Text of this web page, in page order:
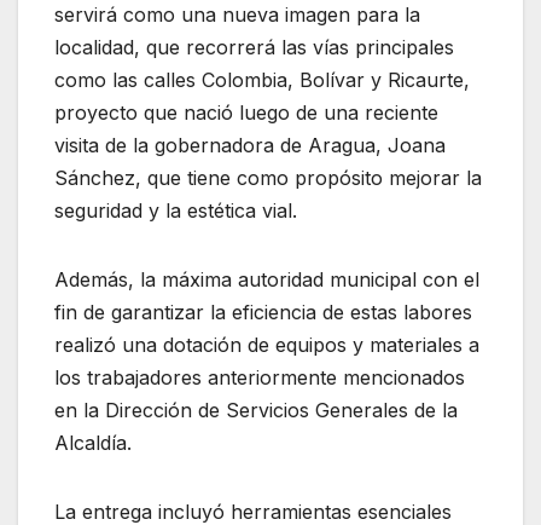
servirá como una nueva imagen para la
localidad, que recorrerá las vías principales
como las calles Colombia, Bolívar y Ricaurte,
proyecto que nació luego de una reciente
visita de la gobernadora de Aragua, Joana
Sánchez, que tiene como propósito mejorar la
seguridad y la estética vial.
Además, la máxima autoridad municipal con el
fin de garantizar la eficiencia de estas labores
realizó una dotación de equipos y materiales a
los trabajadores anteriormente mencionados
en la Dirección de Servicios Generales de la
Alcaldía.
La entrega incluyó herramientas esenciales